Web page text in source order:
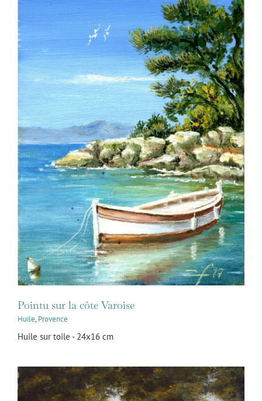
Pointu sur la côte Varoise
Huile, Provence
Huile sur toile - 24x16 cm